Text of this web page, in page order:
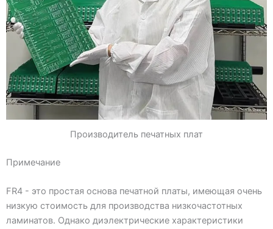
Производитель печатных плат
Примечание
FR4 - это простая основа печатной платы, имеющая очень
низкую стоимость для производства низкочастотных
ламинатов. Однако диэлектрические характеристики